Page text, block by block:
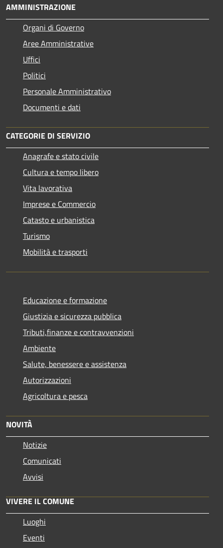
AMMINISTRAZIONE
Organi di Governo
Aree Amministrative
Uffici
Politici
Personale Amministrativo
Documenti e dati
CATEGORIE DI SERVIZIO
Anagrafe e stato civile
Cultura e tempo libero
Vita lavorativa
Imprese e Commercio
Catasto e urbanistica
Turismo
Mobilità e trasporti
Educazione e formazione
Giustizia e sicurezza pubblica
Tributi,finanze e contravvenzioni
Ambiente
Salute, benessere e assistenza
Autorizzazioni
Agricoltura e pesca
NOVITÀ
Notizie
Comunicati
Avvisi
VIVERE IL COMUNE
Luoghi
Eventi